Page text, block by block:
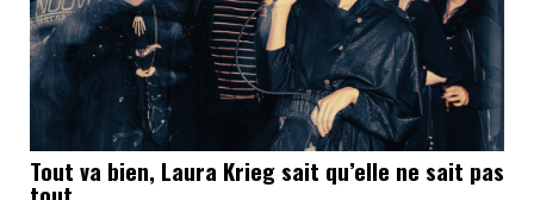
Tout va bien, Laura Krieg sait qu’elle ne sait pas